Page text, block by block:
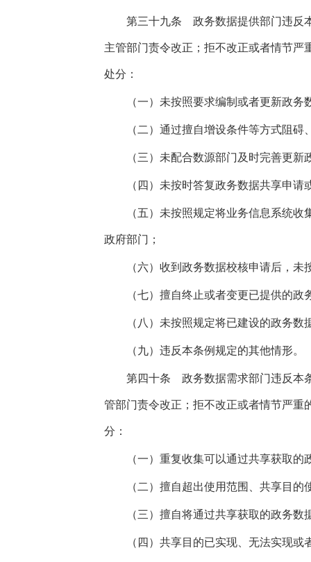
第三十九条 政务数据提供部门违反
主管部门责令改正；拒不改正或者情节
处分：
（一）未按照要求编制或者更新政务
（二）通过擅自增设条件等方式阻碍
（三）未配合数源部门及时完善更新
（四）未按时答复政务数据共享申请
（五）未按照规定将业务信息系统收
政府部门；
（六）收到政务数据校核申请后，未
（七）擅自终止或者变更已提供的政
（八）未按照规定将已建设的政务数
（九）违反本条例规定的其他情形。
第四十条 政务数据需求部门违反本
管部门责令改正；拒不改正或者情节严重
分：
（一）重复收集可以通过共享获取的
（二）擅自超出使用范围、共享目的
（三）擅自将通过共享获取的政务数
（四）共享目的已实现、无法实现或